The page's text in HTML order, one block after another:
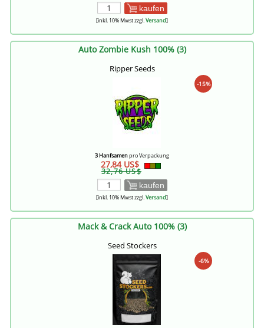
kaufen
[inkl. 10% Mwst zzgl.Versand]
Auto Zombie Kush 100% (3)
Ripper Seeds
-15%
3 Hanfsamenpro Verpackung
27,84 US$
32,76 US$
kaufen
[inkl. 10% Mwst zzgl.Versand]
Mack & Crack Auto 100% (3)
Seed Stockers
-6%